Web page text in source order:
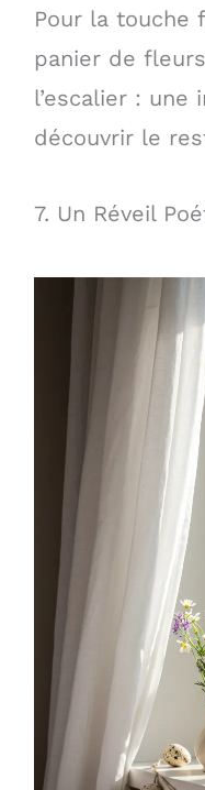
Pour la touche
panier de
l’escalier : une
découvrir le
7. Un Réveil